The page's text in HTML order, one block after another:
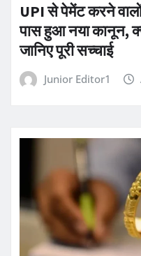
UPI से पेमेंट करने
पास हुआ नया कानून,
जानिए पूरी सच्चाई
Junior Editor1